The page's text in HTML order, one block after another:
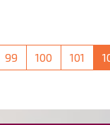
99 100 101